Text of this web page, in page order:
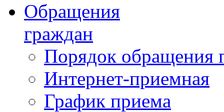
Обращения
граждан
Порядок обращения
Интернет-приемная
График приема